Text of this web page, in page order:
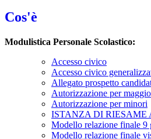
Cos'è
Modulistica Personale Scolastico:
Accesso civico
Accesso civico
Allegato prospetto
Autorizzazione per
Autorizzazione per minori
ISTANZA DI RIESAME
Modello relazione finale 9
Modello relazione finale